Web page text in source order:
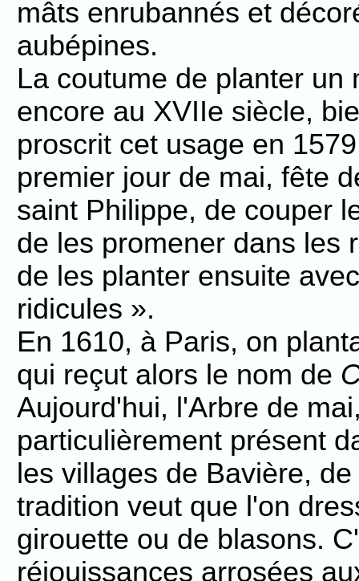
mâts enrubannés et
aubépines.
La coutume de planter un
encore au XVIIe siècle,
proscrit cet usage en
premier jour de mai, fête
saint Philippe, de couper
de les promener dans les
de les planter ensuite
ridicules ».
En 1610, à Paris, on
qui reçut alors le nom de
Aujourd'hui, l'Arbre de
particulièrement présent
les villages de Bavière,
tradition veut que l'on
girouette ou de blasons.
réjouissances arrosées